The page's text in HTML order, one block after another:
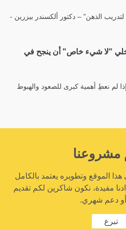
لتدريب الذهن" – دكتور ألكسندر بيزرين -
"لا شيء خاص" أن ينجح في
لم نعطِ أهمية كبرى للصعود والهبوط
مشروعنا
الموقع وتطويره يعتمد بالكامل
مفيدة، نكون شاكرين لكم تقديم
أو دعم شهري.
تبرع